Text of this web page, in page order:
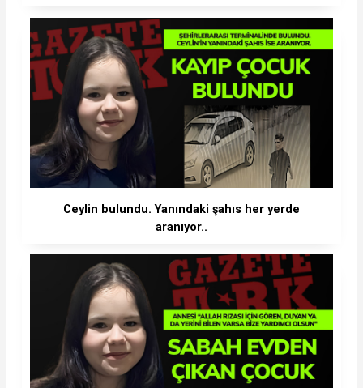
Ceylin bulundu. Yanındaki şahıs her yerde
aranıyor..